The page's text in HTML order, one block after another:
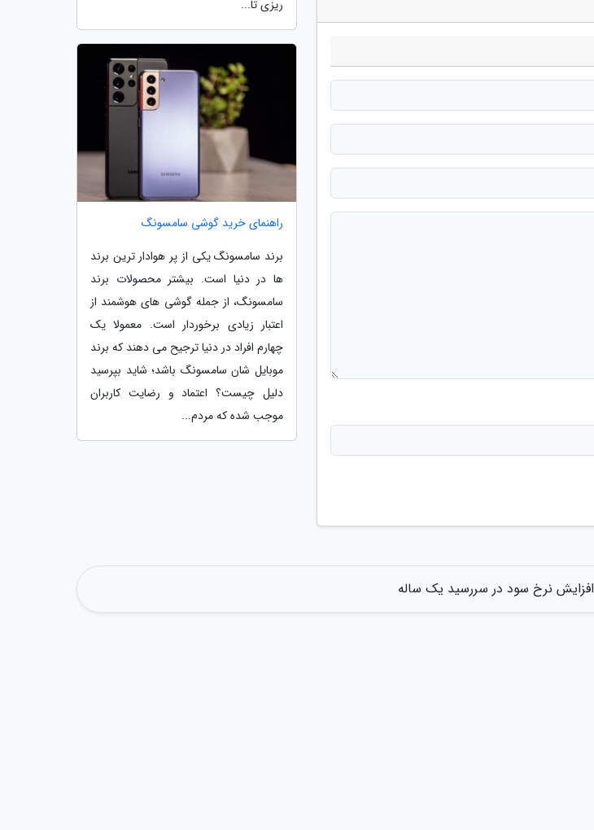
ریزی تا...
راهنمای خرید گوشی سامسونگ
برند سامسونگ یکی از پر هوادار ترین برند
ها در دنیا است. بیشتر محصولات برند
سامسونگ، از جمله گوشی های هوشمند از
اعتبار زیادی برخوردار است. معمولا یک
چهارم افراد در دنیا ترجیح می دهند که برند
موبایل شان سامسونگ باشد؛ شاید بپرسید
دلیل چیست؟ اعتماد و رضایت کاربران
موجب شده که مردم...
افزایش نرخ سود در سررسید یک ساله